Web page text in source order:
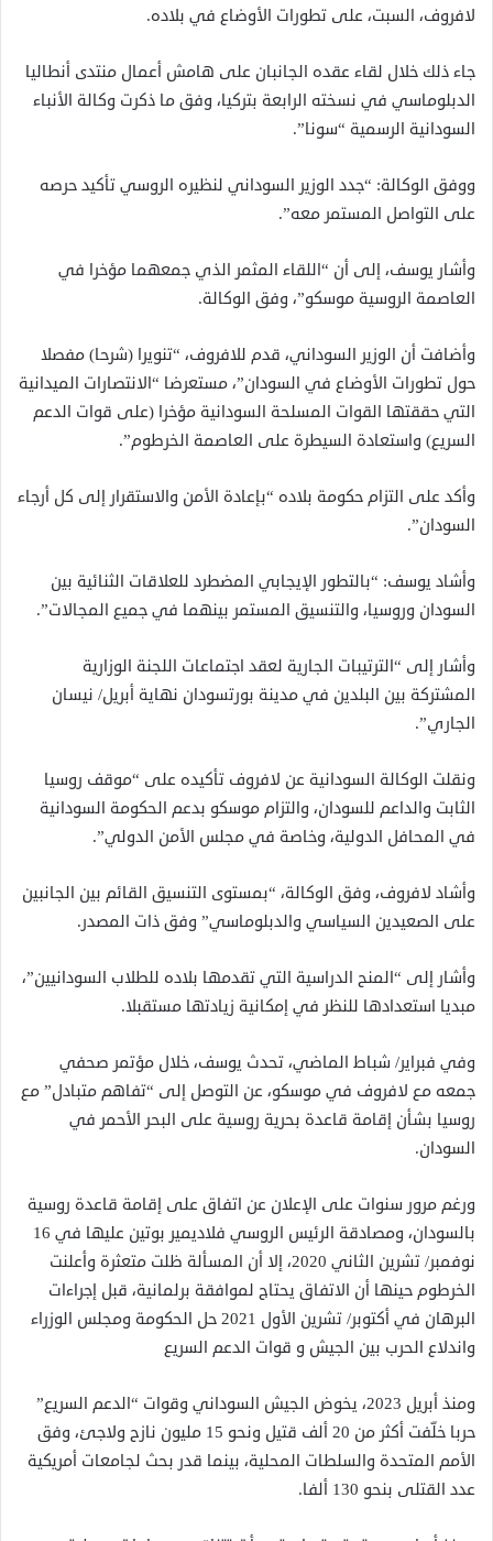
لافروف، السبت، على تطورات الأوضاع في بلاده.
جاء ذلك خلال لقاء عقده الجانبان على هامش أعمال منتدى أنطاليا
الدبلوماسي في نسخته الرابعة بتركيا، وفق ما ذكرت وكالة الأنباء
السودانية الرسمية “سونا”.
ووفق الوكالة: “جدد الوزير السوداني لنظيره الروسي تأكيد حرصه
على التواصل المستمر معه”.
وأشار يوسف، إلى أن “اللقاء المثمر الذي جمعهما مؤخرا في
العاصمة الروسية موسكو”، وفق الوكالة.
وأضافت أن الوزير السوداني، قدم للافروف، “تنويرا (شرحا) مفصلا
حول تطورات الأوضاع في السودان”، مستعرضا “الانتصارات الميدانية
التي حققتها القوات المسلحة السودانية مؤخرا (على قوات الدعم
السريع) واستعادة السيطرة على العاصمة الخرطوم”.
وأكد على التزام حكومة بلاده “بإعادة الأمن والاستقرار إلى كل أرجاء
السودان”.
وأشاد يوسف: “بالتطور الإيجابي المضطرد للعلاقات الثنائية بين
السودان وروسيا، والتنسيق المستمر بينهما في جميع المجالات”.
وأشار إلى “الترتيبات الجارية لعقد اجتماعات اللجنة الوزارية
المشتركة بين البلدين في مدينة بورتسودان نهاية أبريل/ نيسان
الجاري”.
ونقلت الوكالة السودانية عن لافروف تأكيده على “موقف روسيا
الثابت والداعم للسودان، والتزام موسكو بدعم الحكومة السودانية
في المحافل الدولية، وخاصة في مجلس الأمن الدولي”.
وأشاد لافروف، وفق الوكالة، “بمستوى التنسيق القائم بين الجانبين
على الصعيدين السياسي والدبلوماسي” وفق ذات المصدر.
وأشار إلى “المنح الدراسية التي تقدمها بلاده للطلاب السودانيين”،
مبديا استعدادها للنظر في إمكانية زيادتها مستقبلا.
وفي فبراير/ شباط الماضي، تحدث يوسف، خلال مؤتمر صحفي
جمعه مع لافروف في موسكو، عن التوصل إلى “تفاهم متبادل” مع
روسيا بشأن إقامة قاعدة بحرية روسية على البحر الأحمر في
السودان.
ورغم مرور سنوات على الإعلان عن اتفاق على إقامة قاعدة روسية
بالسودان، ومصادقة الرئيس الروسي فلاديمير بوتين عليها في 16
نوفمبر/ تشرين الثاني 2020، إلا أن المسألة ظلت متعثرة وأعلنت
الخرطوم حينها أن الاتفاق يحتاج لموافقة برلمانية، قبل إجراءات
البرهان في أكتوبر/ تشرين الأول 2021 حل الحكومة ومجلس الوزراء
واندلاع الحرب بين الجيش و قوات الدعم السريع
ومنذ أبريل 2023، يخوض الجيش السوداني وقوات “الدعم السريع”
حربا خلّفت أكثر من 20 ألف قتيل ونحو 15 مليون نازح ولاجئ، وفق
الأمم المتحدة والسلطات المحلية، بينما قدر بحث لجامعات أمريكية
عدد القتلى بنحو 130 ألفا.